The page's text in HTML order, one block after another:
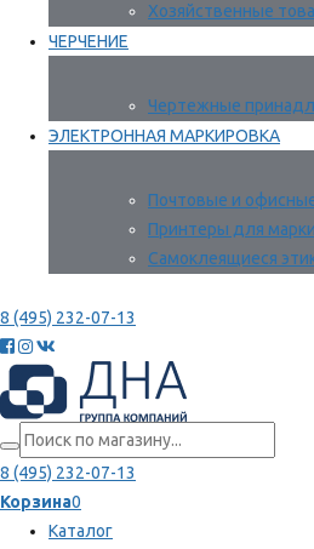
Хозяйственные
ЧЕРЧЕНИЕ
Чертежные
ЭЛЕКТРОННАЯ МАРКИРОВКА
Почтовые и
Принтеры для
Самоклеящиеся
8 (495) 232-07-13
8 (495) 232-07-13
Корзина0
Каталог